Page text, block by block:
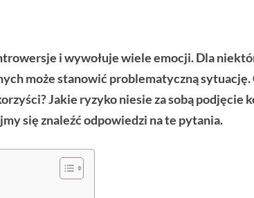
i wywołuje wiele emocji. Dla
może stanowić problematyczną
Jakie ryzyko niesie za sobą podjęcie
się znaleźć odpowiedzi na te pytania.